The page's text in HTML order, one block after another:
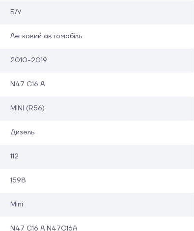
Б/У
Легковий автомобіль
2010-2019
N47 C16 A
MINI (R56)
Дизель
112
1598
Mini
N47 C16 A N47C16A